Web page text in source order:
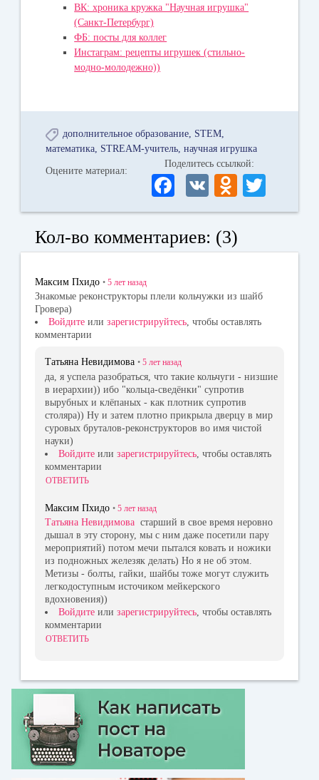
ВК: хроника кружка "Научная игрушка"
(Санкт-Петербург)
ФБ: посты для коллег
Инстаграм: рецепты игрушек (стильно-
модно-молодежно))
дополнительное образование STEM
математика STREAM-учитель научная игрушка
Оцените материал:
Поделитесь ссылкой:
Fa
ce
bo
ok
V
K
O
dn
la
ni
ki
wi
r
Кол-во комментариев: (3)
Максим Пхидо • 5 лет назад
Знакомые реконструкторы плели кольчужки из шайб
Гровера)
Войдите или зарегистрируйтесь, чтобы оставлять
комментарии
Татьяна Невидимова • 5 лет назад
да, я успела разобраться, что такие кольчуги - низшие
в иерархии)) ибо "кольца-сведёнки" супротив
вырубных и клёпаных - как плотник супротив
столяра)) Ну и затем плотно прикрыла дверцу в мир
суровых бруталов-реконструкторов во имя чистой
науки)
Войдите или зарегистрируйтесь , чтобы оставлять
комментарии
ОТВЕТИТЬ
Максим Пхидо • 5 лет назад
Татьяна Невидимова старший в свое время неровно
дышал в эту сторону, мы с ним даже посетили пару
мероприятий) потом мечи пытался ковать и ножики
из подножных железяк делать) Но я не об этом.
Метизы - болты, гайки, шайбы тоже могут служить
легкодоступным источиком мейкерского
вдохновения))
Войдите или зарегистрируйтесь, чтобы оставлять
комментарии
ОТВЕТИТЬ